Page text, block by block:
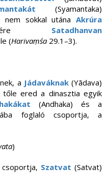
(Syamantaka)
nem sokkal utána Akrúra
Satadhanvan
(Harivaṃśa 29.1–3).
a Jádaváknak(Yādava)
ered a dinasztia egyik
(Andhaka) és a
foglaló csoportja, a
)
Szatvat (Satvat)